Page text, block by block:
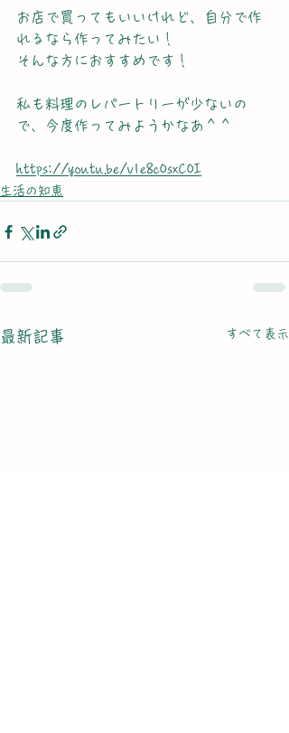
お店で買ってもいいけれど、自分で作
れるなら作ってみたい！
そんな方におすすめです！
私も料理のレパートリーが少ないの
で、今度作ってみようかなあ＾＾
https://youtu.be/v1e8c0sxC0I
生活の知恵
最新記事 すべて表示